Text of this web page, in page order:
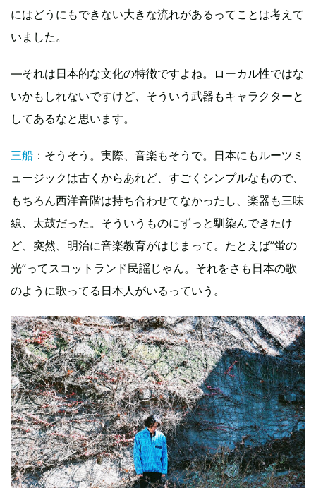
にはどうにもできない大きな流れがあるってことは考えて
いました。
―それは日本的な文化の特徴ですよね。ローカル性ではな
いかもしれないですけど、そういう武器もキャラクターと
してあるなと思います。
三船 ：そうそう。実際、音楽もそうで。日本にもルーツミ
ュージックは古くからあれど、すごくシンプルなもので、
もちろん西洋音階は持ち合わせてなかったし、楽器も三味
線、太鼓だった。そういうものにずっと馴染んできたけ
ど、突然、明治に音楽教育がはじまって。たとえば”蛍の
光”ってスコットランド民謡じゃん。それをさも日本の歌
のように歌ってる日本人がいるっていう。